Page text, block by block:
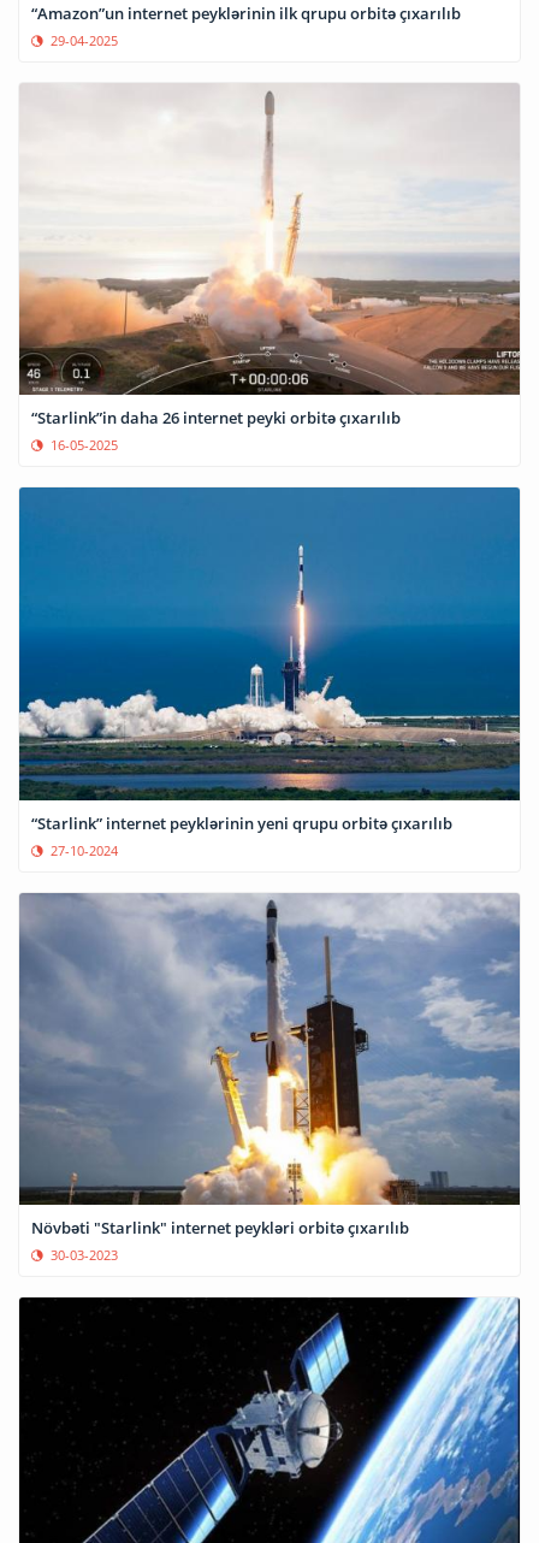
“Amazon”un internet peyklərinin ilk qrupu orbitə çıxarılıb
29-04-2025
“Starlink”in daha 26 internet peyki orbitə çıxarılıb
16-05-2025
“Starlink” internet peyklərinin yeni qrupu orbitə çıxarılıb
27-10-2024
Növbəti "Starlink" internet peykləri orbitə çıxarılıb
30-03-2023